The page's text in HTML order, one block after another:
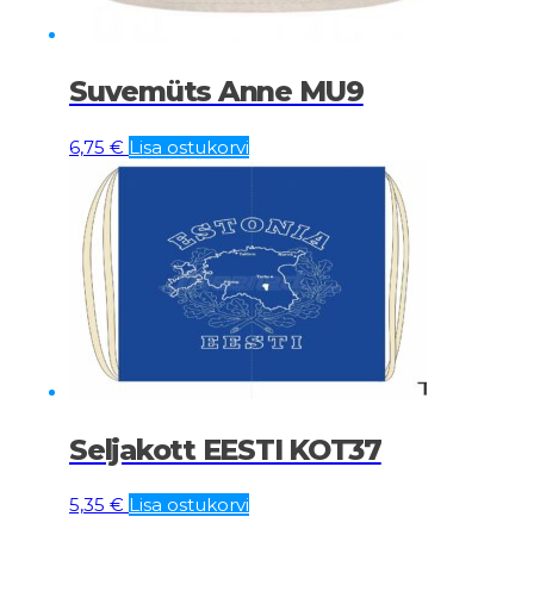
Suvemüts Anne MU9
6,75 € Lisa ostukorvi
Seljakott EESTI KOT37
5,35 € Lisa ostukorvi